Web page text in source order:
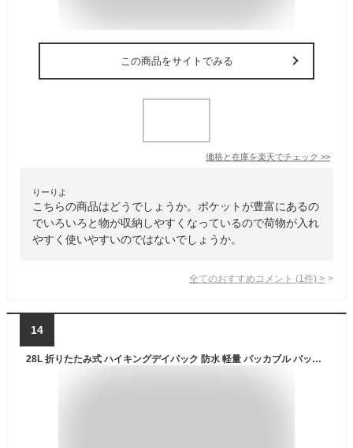
この商品をサイトでみる
価格と在庫を楽天でチェック >>
りーりよ
こちらの商品はどうでしょうか。ポケットが豊富にあるの
でいろいろと物が収納しやすくなっているので荷物が入れ
やすく使いやすいのではないでしょうか。
全てのおすすめコメント (1 件) >
14
28L 折りたたみ式 ハイキングデイパック 防水 軽量 パッカブル バックパック 滑らかなジッパーと調節可能なショルダーストラップ付き, ブラック, デイパックバックパック